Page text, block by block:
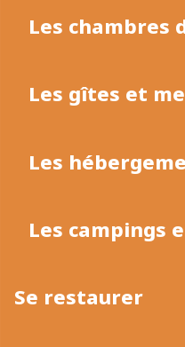
Les chambres
Les gîtes et
Les
Les campings
Se restaurer